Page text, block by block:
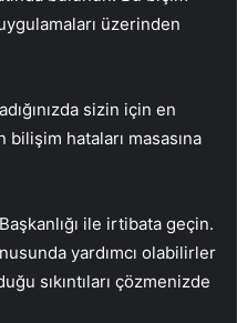
üzerinden
sizin için en
hataları masasına
ile irtibata geçin.
yardımcı olabilirler
sıkıntıları çözmenizde